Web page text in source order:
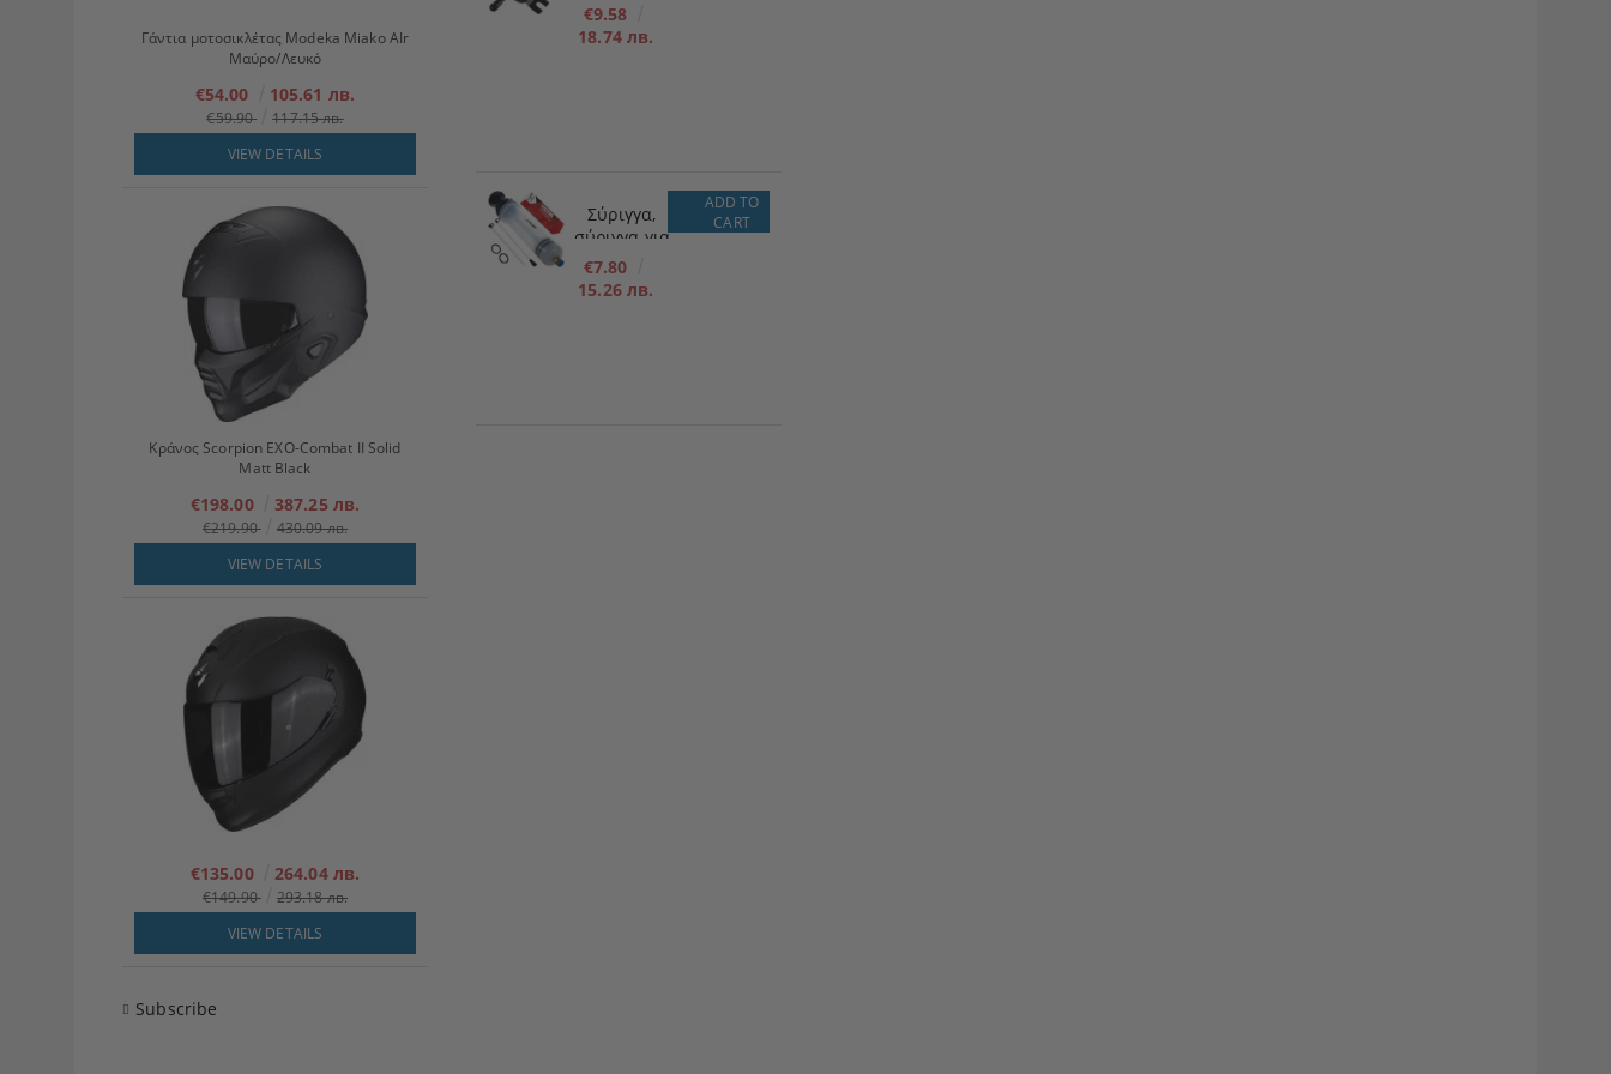
Γάντια μοτοσικλέτας Modeka Miako AIr
Μαύρο/Λευκό
€54.00 105.61 лв.
€59.90
117.15 лв.
VIEW DETAILS
Κράνος Scorpion EXO-Combat II Solid
Matt Black
€198.00 387.25 лв.
€219.90
430.09 лв.
VIEW DETAILS
€135.00 264.04 лв.
€149.90
293.18 лв.
VIEW DETAILS
Subscribe
αντλία
πλήρωσης
€9.58
18.74 лв.
Σύριγγα,
σύριγγα για
λάδια/υγρά
200ml
€7.80
15.26 лв.
ADD TO
CART